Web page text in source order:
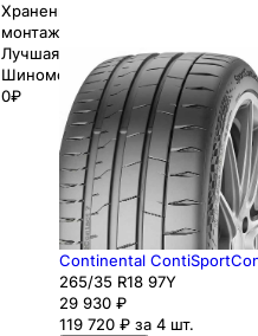
Хранение до
монтажа 0₽
Лучшая цена
Шиномонтаж
0₽
Continental
265/35 R18 97Y
29 930 ₽
119 720 ₽ за 4 шт.